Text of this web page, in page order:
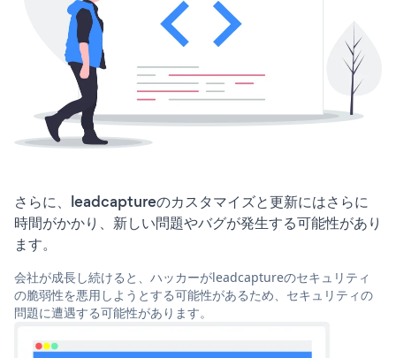
さらに、leadcaptureのカスタマイズと更新にはさらに
時間がかかり、新しい問題やバグが発生する可能性があり
ます。
会社が成長し続けると、ハッカーがleadcaptureのセキュリティ
の脆弱性を悪用しようとする可能性があるため、セキュリティの
問題に遭遇する可能性があります。